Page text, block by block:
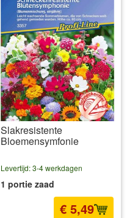
Slakresistente
Bloemensymfonie
Levertijd: 3-4 werkdagen
1 portie zaad
€ 5,49